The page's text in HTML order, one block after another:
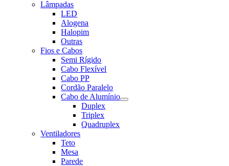
Lâmpadas
LED
Alogena
Halopim
Outras
Fios e Cabos
Semi Rígido
Cabo Flexível
Cabo PP
Cordão Paralelo
Cabo de Alumínio
Duplex
Triplex
Quadruplex
Ventiladores
Teto
Mesa
Parede